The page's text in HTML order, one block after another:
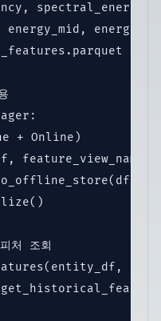
spectral_energy
energy_mid,
+ Online)
feature_view_name):
#
처 조회